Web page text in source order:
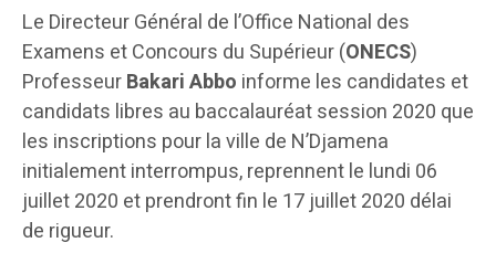
Le Directeur Général de l’Office National des
Examens et Concours du Supérieur (ONECS)
ProfesseurBakari Abbo informe les candidates et
candidats libres au baccalauréat session 2020 que
les inscriptions pour la ville de N’Djamena
initialement interrompus, reprennent le lundi 06
juillet 2020 et prendront fin le 17 juillet 2020 délai
de rigueur.